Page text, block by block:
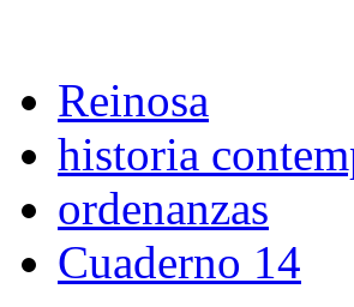
Reinosa
historia
ordenanzas
Cuaderno 14